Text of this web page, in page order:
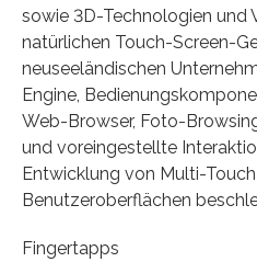
sowie 3D-Technologien und
natürlichen Touch-Screen-
neuseeländischen
Engine,
Web-Browser, Foto-
und voreingestellte
Entwicklung von Multi-
Benutzeroberflächen
Fingertapps